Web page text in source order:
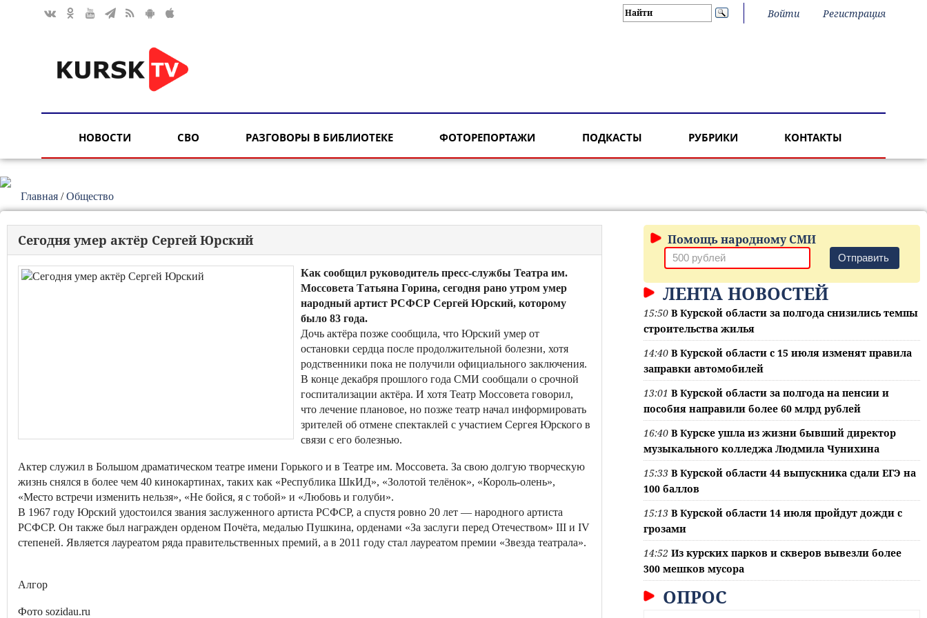
Войти Регистрация
НОВОСТИ СВО РАЗГОВОРЫ В БИБЛИОТЕКЕ ФОТОРЕПОРТАЖИ ПОДКАСТЫ РУБРИКИ КОНТАКТЫ
Главная /Общество
Сегодня умер актёр Сергей Юрский
Как сообщил руководитель пресс-службы Театра им.
Моссовета Татьяна Горина, сегодня рано утром умер
народный артист РСФСР Сергей Юрский, которому
было 83 года.
Дочь актёра позже сообщила, что Юрский умер от
остановки сердца после продолжительной болезни, хотя
родственники пока не получили официального заключения.
В конце декабря прошлого года СМИ сообщали о срочной
госпитализации актёра. И хотя Театр Моссовета говорил,
что лечение плановое, но позже театр начал информировать
зрителей об отмене спектаклей с участием Сергея Юрского в
связи с его болезнью.
Актер служил в Большом драматическом театре имени Горького и в Театре им. Моссовета. За свою долгую творческую
жизнь снялся в более чем 40 кинокартинах, таких как «Республика ШкИД», «Золотой телёнок», «Король-олень»,
«Место встречи изменить нельзя», «Не бойся, я с тобой» и «Любовь и голуби».
В 1967 году Юрский удостоился звания заслуженного артиста РСФСР, а спустя ровно 20 лет — народного артиста
РСФСР. Он также был награжден орденом Почёта, медалью Пушкина, орденами «За заслуги перед Отечеством» III и IV
степеней. Является лауреатом ряда правительственных премий, а в 2011 году стал лауреатом премии «Звезда театрала».
Алгор
Фото sozidau.ru
Помощь народному СМИ
Отправить
ЛЕНТА НОВОСТЕЙ
15:50 В Курской области за полгода снизились темпы
строительства жилья
14:40 В Курской области с 15 июля изменят правила
заправки автомобилей
13:01 В Курской области за полгода на пенсии и
пособия направили более 60 млрд рублей
16:40 В Курске ушла из жизни бывший директор
музыкального колледжа Людмила Чунихина
15:33 В Курской области 44 выпускника сдали ЕГЭ на
100 баллов
15:13 В Курской области 14 июля пройдут дожди с
грозами
14:52 Из курских парков и скверов вывезли более
300 мешков мусора
ОПРОС